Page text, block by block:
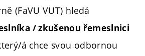
(FaVU VUT) hledá
/ zkušenou řemeslnici
á chce svou odbornou